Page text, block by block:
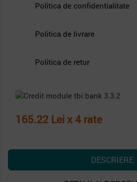
Politica de confidentialitate
Politica de livrare
Politica de retur
165.22 Lei x 4 rate
DESCRIERE